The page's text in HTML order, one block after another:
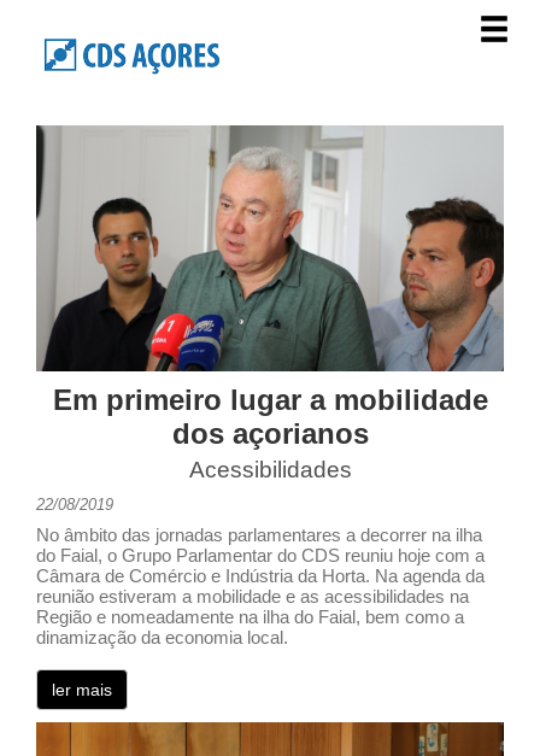
Em primeiro lugar a mobilidade
dos açorianos
Acessibilidades
22/08/2019
No âmbito das jornadas parlamentares a decorrer na ilha
do Faial, o Grupo Parlamentar do CDS reuniu hoje com a
Câmara de Comércio e Indústria da Horta. Na agenda da
reunião estiveram a mobilidade e as acessibilidades na
Região e nomeadamente na ilha do Faial, bem como a
dinamização da economia local.
ler mais